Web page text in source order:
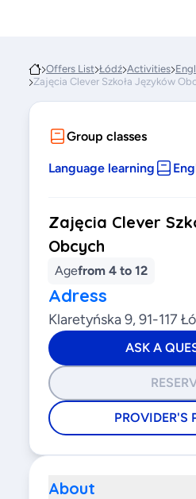
Offers List Łódź Activities
Zajęcia Clever Szkoła Języków
Group classes
Language learning
Zajęcia Clever
Obcych
Agefrom 4 to 12
Adress
Klaretyńska 9, 91-117
ASK A
PROVIDER'S
About